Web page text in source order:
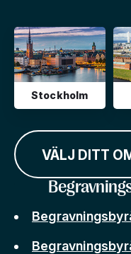
Stockholm
VÄLJ DITT